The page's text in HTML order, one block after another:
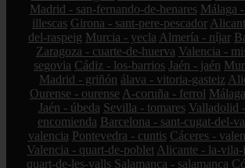
Madrid - san-fernando-de-henares Málaga
illescas Girona - sant-pere-pescador
del-raspeig Murcia - yecla Almería - níjar
Zaragoza - cuarte-de-huerva Valencia -
segovia Cádiz - los-barrios Jaén - jaén
Madrid - griñón álava - vitoria-gasteiz
Ourense - ourense A-coruña - ferrol
Jaén - úbeda Sevilla - tomares Valladolid
encomienda Barcelona - sant-cugat-del-
valencia Pontevedra - cuntis Cáceres -
Valencia - quart-de-poblet Alicante - la-vila-
quart-de-les-valls Salamanca - salamanca